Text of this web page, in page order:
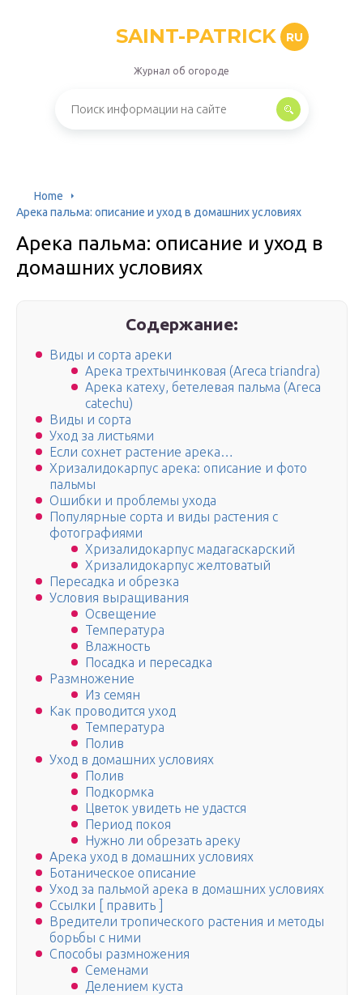
SAINT-PATRICK RU
Журнал об огороде
Home
Арека пальма: описание и уход в домашних условиях
Арека пальма: описание и уход в
домашних условиях
Содержание:
Виды и сорта ареки
Арека трехтычинковая (Areca triandra)
Арека катеху, бетелевая пальма (Areca
catechu)
Виды и сорта
Уход за листьями
Если сохнет растение арека…
Хризалидокарпус арека: описание и фото
пальмы
Ошибки и проблемы ухода
Популярные сорта и виды растения с
фотографиями
Хризалидокарпус мадагаскарский
Хризалидокарпус желтоватый
Пересадка и обрезка
Условия выращивания
Освещение
Температура
Влажность
Посадка и пересадка
Размножение
Из семян
Как проводится уход
Температура
Полив
Уход в домашних условиях
Полив
Подкормка
Цветок увидеть не удастся
Период покоя
Нужно ли обрезать ареку
Арека уход в домашних условиях
Ботаническое описание
Уход за пальмой арека в домашних условиях
Ссылки [ править ]
Вредители тропического растения и методы
борьбы с ними
Способы размножения
Семенами
Делением куста